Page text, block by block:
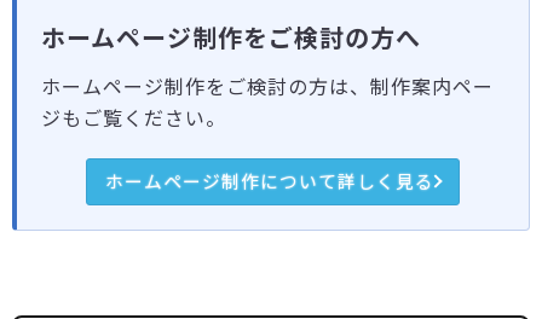
ホームページ制作をご検討の方へ
ホームページ制作をご検討の方は、制作案内ペー
ジもご覧ください。
ホームページ制作について詳しく見る